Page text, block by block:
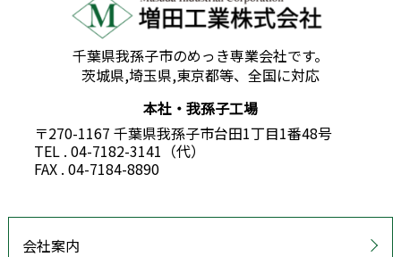
千葉県我孫子市のめっき専業会社です。
茨城県,埼玉県,東京都等、全国に対応
本社・我孫子工場
〒270-1167 千葉県我孫子市台田1丁目1番48号
TEL . 04-7182-3141（代）
FAX . 04-7184-8890
会社案内